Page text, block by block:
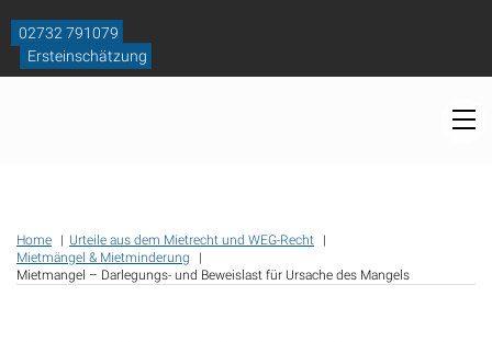
content
02732 791079
Ersteinschätzung
Home
Urteile aus dem Mietrecht und WEG-Recht
Mietmängel & Mietminderung
Mietmangel – Darlegungs- und Beweislast für Ursache des Mangels